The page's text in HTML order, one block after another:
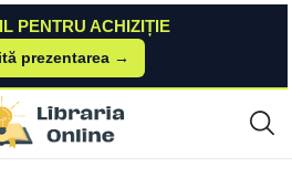
PENTRU ACHIZIȚIE
prezentarea →
de cuplu fara sa vorbesti despre asta | P